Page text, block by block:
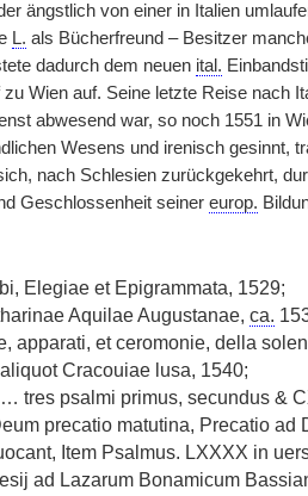
ängstlich von einer in Italien
L. als Bücherfreund – Besitzer
dadurch dem neuen ital.
zu Wien auf. Seine letzte Reise nach
abwesend war, so noch 1551 in
Wesens und irenisch gesinnt,
nach Schlesien zurückgekehrt,
Geschlossenheit seiner europ.
Elegiae et Epigrammata, 1529;
Aquilae Augustanae, ca.
apparati, et ceromonie, della
Cracouiae lusa, 1540;
tres psalmi primus, secundus &
precatio matutina, Precatio
Item Psalmus. LXXXX in
ad Lazarum Bonamicum